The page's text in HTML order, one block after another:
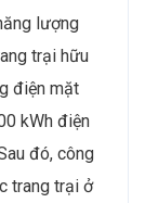
lượng
trại hữu
điện mặt
kWh điện
đó, công
trang trại ở